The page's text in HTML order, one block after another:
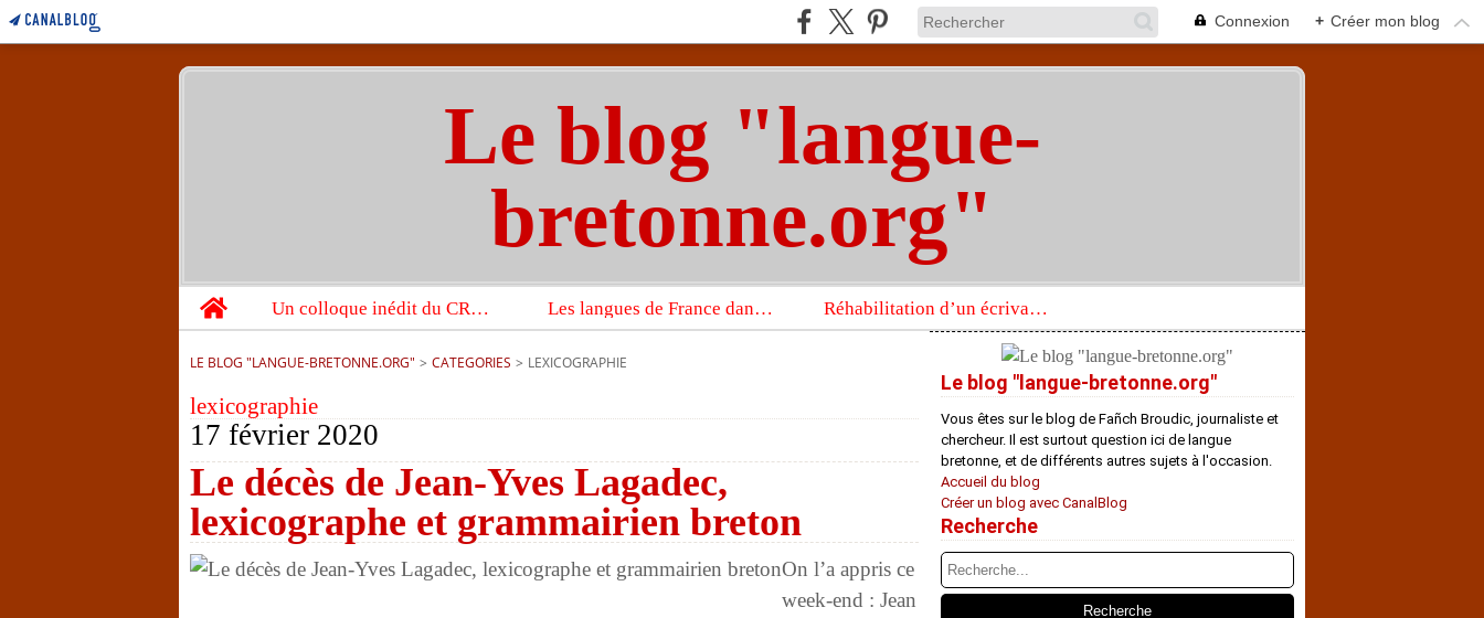
Connexion + Créer mon blog
Le blog "langue-
bretonne.org"
Home
Un colloque inédit du CRBC sur les victimes de l’année 1944 Les langues de France dans un imposant ouvrage sur la langue française que publient les Presses universitaires d’Oxford Réhabilitation d’un écrivain de langue bretonne aujourd’hui mal connu et méconnu
LE BLOG "LANGUE-BRETONNE.ORG" > CATEGORIES > LEXICOGRAPHIE
lexicographie
17 février 2020
Le décès de Jean-Yves Lagadec,
lexicographe et grammairien breton
On l’a appris ce
week-end : Jean
Le blog "langue-bretonne.org"
Vous êtes sur le blog de Fañch Broudic, journaliste et
chercheur. Il est surtout question ici de langue
bretonne, et de différents autres sujets à l'occasion.
Accueil du blog
Créer un blog avec CanalBlog
Recherche